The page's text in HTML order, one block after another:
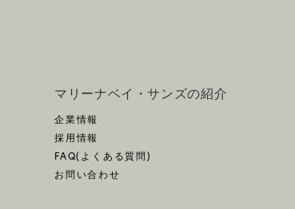
マリーナベイ・サンズの紹介
企業情報
採用情報
FAQ(よくある質問)
お問い合わせ